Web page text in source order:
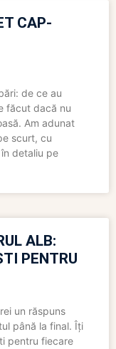
CAP-
de ce au
făcut dacă nu
Am adunat
scurt, cu
detaliu pe
ALB:
PENTRU
un răspuns
până la final. Îți
pentru fiecare